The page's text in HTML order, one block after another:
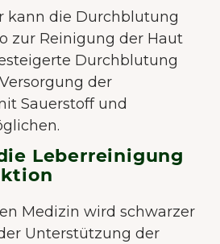
kann die Durchblutung
zur Reinigung der Haut
Durchblutung
der
Sauerstoff und
Leberreinigung
Medizin wird schwarzer
Unterstützung der